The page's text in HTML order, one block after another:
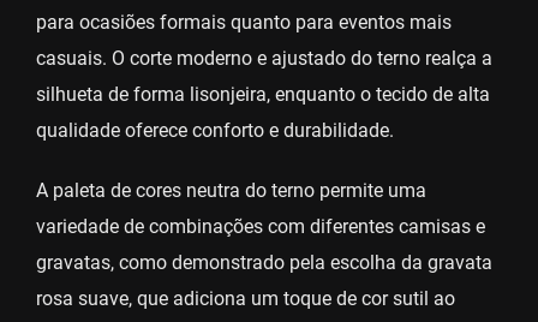
para ocasiões formais quanto para eventos mais
casuais. O corte moderno e ajustado do terno realça a
silhueta de forma lisonjeira, enquanto o tecido de alta
qualidade oferece conforto e durabilidade.
A paleta de cores neutra do terno permite uma
variedade de combinações com diferentes camisas e
gravatas, como demonstrado pela escolha da gravata
rosa suave, que adiciona um toque de cor sutil ao